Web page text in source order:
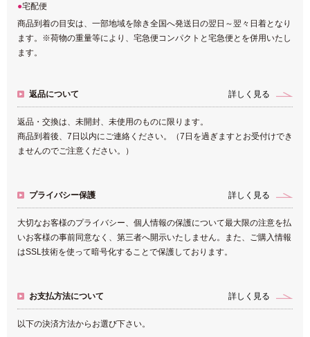
宅配便
商品到着の目安は、一部地域を除き全国へ発送日の翌日～翌々日着となり
ます。※荷物の重量等により、宅急便コンパクトと宅急便とを併用いたし
ます。
返品について 詳しく見る
返品・交換は、未開封、未使用のものに限ります。
商品到着後、7日以内にご連絡ください。（7日を過ぎますとお受付けでき
ませんのでご注意ください。）
プライバシー保護 詳しく見る
大切なお客様のプライバシー、個人情報の保護について最大限の注意を払
いお客様の事前同意なく、第三者へ開示いたしません。また、ご購入情報
はSSL技術を使って暗号化することで保護しております。
お支払方法について 詳しく見る
以下の決済方法からお選び下さい。